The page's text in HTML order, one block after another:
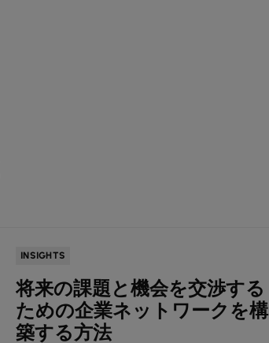
INSIGHTS
将来の課題と機会を交渉する
ための企業ネットワークを構
築する方法